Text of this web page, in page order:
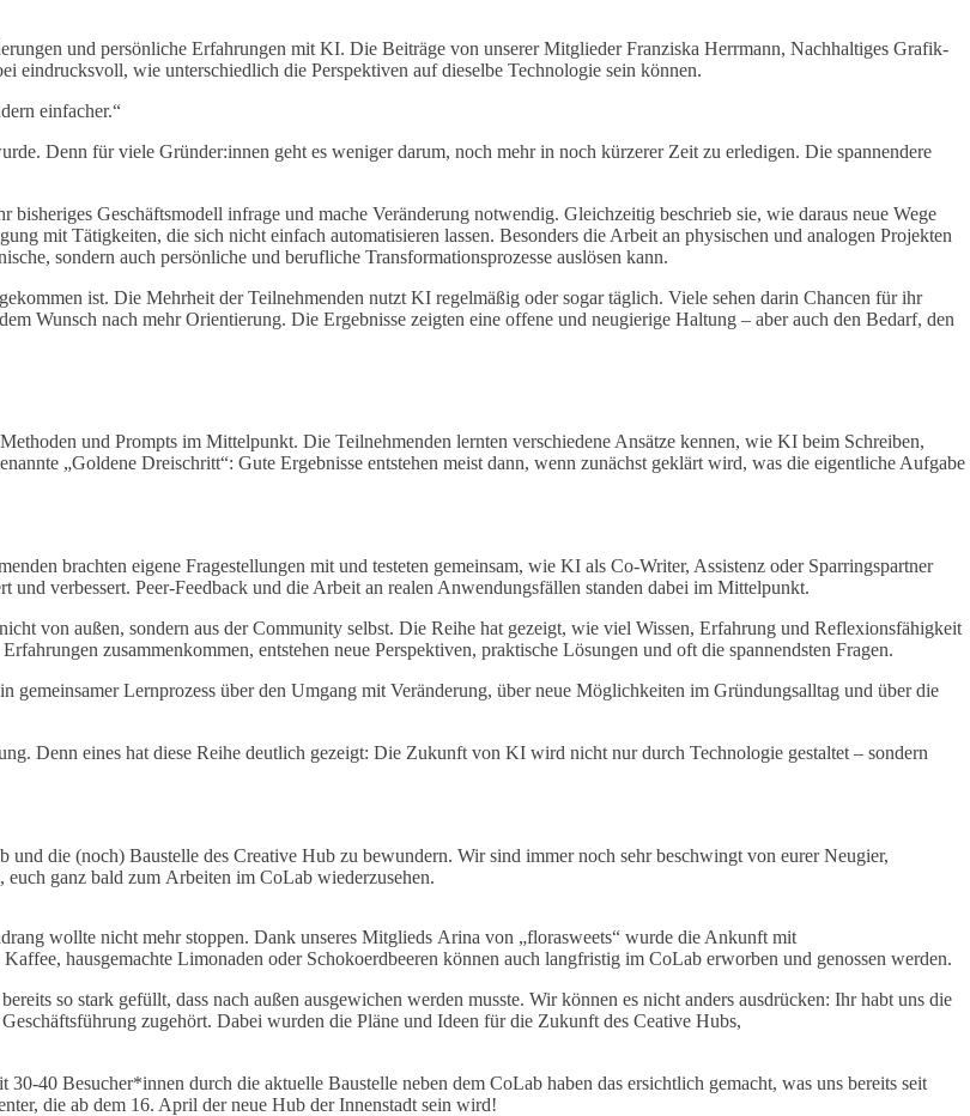
und persönliche Erfahrungen mit KI. Die Beiträge von unserer Mitglieder Franziska Herrmann, Nachhaltiges Grafik-
wie unterschiedlich die Perspektiven auf dieselbe Technologie sein können.
einfacher.“
Denn für viele Gründer:innen geht es weniger darum, noch mehr in noch kürzerer Zeit zu erledigen. Die spannendere
Geschäftsmodell infrage und mache Veränderung notwendig. Gleichzeitig beschrieb sie, wie daraus neue Wege
mit Tätigkeiten, die sich nicht einfach automatisieren lassen. Besonders die Arbeit an physischen und analogen Projekten
sondern auch persönliche und berufliche Transformationsprozesse auslösen kann.
ist. Die Mehrheit der Teilnehmenden nutzt KI regelmäßig oder sogar täglich. Viele sehen darin Chancen für ihr
Wunsch nach mehr Orientierung. Die Ergebnisse zeigten eine offene und neugierige Haltung – aber auch den Bedarf, den
und Prompts im Mittelpunkt. Die Teilnehmenden lernten verschiedene Ansätze kennen, wie KI beim Schreiben,
„Goldene Dreischritt“: Gute Ergebnisse entstehen meist dann, wenn zunächst geklärt wird, was die eigentliche Aufgabe
brachten eigene Fragestellungen mit und testeten gemeinsam, wie KI als Co-Writer, Assistenz oder Sparringspartner
verbessert. Peer-Feedback und die Arbeit an realen Anwendungsfällen standen dabei im Mittelpunkt.
von außen, sondern aus der Community selbst. Die Reihe hat gezeigt, wie viel Wissen, Erfahrung und Reflexionsfähigkeit
zusammenkommen, entstehen neue Perspektiven, praktische Lösungen und oft die spannendsten Fragen.
Lernprozess über den Umgang mit Veränderung, über neue Möglichkeiten im Gründungsalltag und über die
Denn eines hat diese Reihe deutlich gezeigt: Die Zukunft von KI wird nicht nur durch Technologie gestaltet – sondern
die (noch) Baustelle des Creative Hub zu bewundern. Wir sind immer noch sehr beschwingt von eurer Neugier,
ganz bald zum Arbeiten im CoLab wiederzusehen.
wollte nicht mehr stoppen. Dank unseres Mitglieds Arina von „florasweets“ wurde die Ankunft mit
hausgemachte Limonaden oder Schokoerdbeeren können auch langfristig im CoLab erworben und genossen werden.
so stark gefüllt, dass nach außen ausgewichen werden musste. Wir können es nicht anders ausdrücken: Ihr habt uns die
zugehört. Dabei wurden die Pläne und Ideen für die Zukunft des Ceative Hubs,
40 Besucher*innen durch die aktuelle Baustelle neben dem CoLab haben das ersichtlich gemacht, was uns bereits seit
die ab dem 16. April der neue Hub der Innenstadt sein wird!